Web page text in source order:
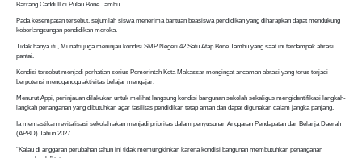
Barrang Caddi II di Pulau Bone Tambu.
Pada kesempatan tersebut, sejumlah siswa menerima bantuan beasiswa pendidikan yang diharapkan dapat mendukung
keberlangsungan pendidikan mereka.
Tidak hanya itu, Munafri juga meninjau kondisi SMP Negeri 42 Satu Atap Bone Tambu yang saat ini terdampak abrasi
pantai.
Kondisi tersebut menjadi perhatian serius Pemerintah Kota Makassar mengingat ancaman abrasi yang terus terjadi
berpotensi mengganggu aktivitas belajar mengajar.
Menurut Appi, peninjauan dilakukan untuk melihat langsung kondisi bangunan sekolah sekaligus mengidentifikasi langkah-
langkah penanganan yang dibutuhkan agar fasilitas pendidikan tetap aman dan dapat digunakan dalam jangka panjang.
Ia memastikan revitalisasi sekolah akan menjadi prioritas dalam penyusunan Anggaran Pendapatan dan Belanja Daerah
(APBD) Tahun 2027.
“Kalau di anggaran perubahan tahun ini tidak memungkinkan karena kondisi bangunan membutuhkan penanganan